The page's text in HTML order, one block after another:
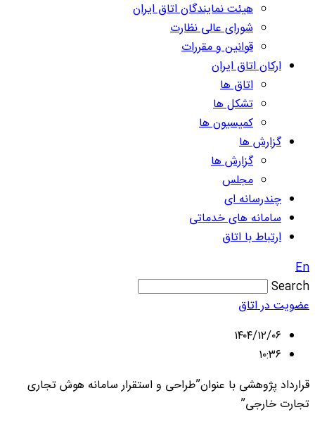
هیئت نمایندگان اتاق ایران
شورای عالی نظارت
قوانین و مقررات
ارکان اتاق ایران
اتاق ها
تشکل ها
کمیسیون ها
گزارش ها
گزارش ها
مجلس
چندرسانه ای
سامانه های خدماتی
ارتباط با اتاق
En
Search
عضویت در اتاق
۱۴۰۴/۱۲/۰۶
۱۰:۳۶
قرارداد پژوهشی با عنوان”طراحی و استقرار سامانه هوش تجاری
تجارت خارجی”